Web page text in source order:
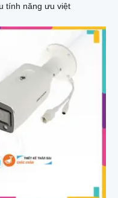
tính năng ưu việt